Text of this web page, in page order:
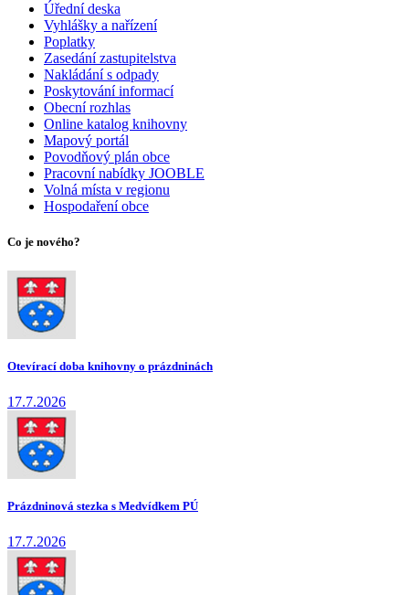
Úřední deska
Vyhlášky a nařízení
Poplatky
Zasedání zastupitelstva
Nakládání s odpady
Poskytování informací
Obecní rozhlas
Online katalog knihovny
Mapový portál
Povodňový plán obce
Pracovní nabídky JOOBLE
Volná místa v regionu
Hospodaření obce
Co je nového?
Otevírací doba knihovny o prázdninách
17.7.2026
Prázdninová stezka s Medvídkem PÚ
17.7.2026